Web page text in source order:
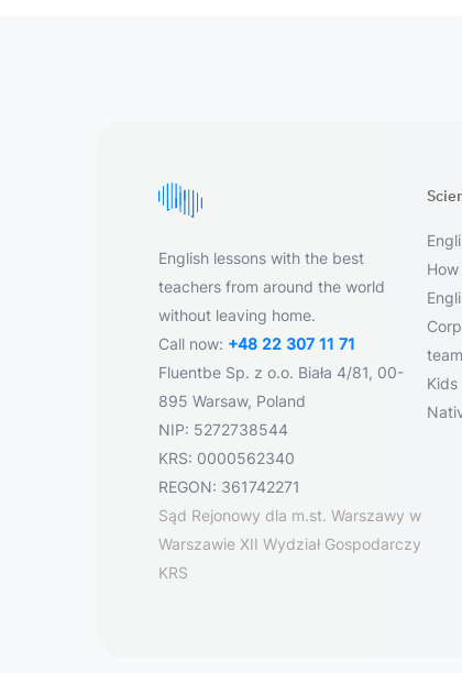
English lessons with the best
teachers from around the world
without leaving home.
Call now: +48 22 307 11 71
Fluentbe Sp. z o.o. Biała 4/81, 00-
895 Warsaw, Poland
NIP: 5272738544
KRS: 0000562340
REGON: 361742271
Sąd Rejonowy dla m.st. Warszawy w
Warszawie XII Wydział Gospodarczy
KRS
Kids